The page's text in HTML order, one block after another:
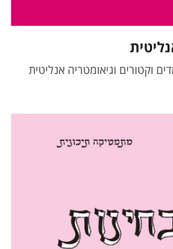
וקטורים וגיאומטריה אנליטית